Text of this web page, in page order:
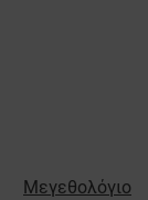
Μεγεθολόγιο